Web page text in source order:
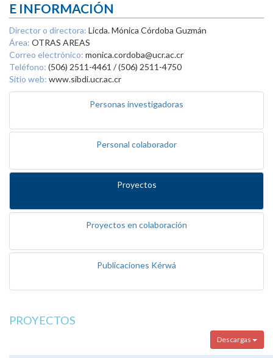
E INFORMACIÓN
Director o directora: Licda. Mónica Córdoba Guzmán
Área: OTRAS AREAS
Correo electrónico: monica.cordoba@ucr.ac.cr
Teléfono: (506) 2511-4461 / (506) 2511-4750
Sitio web: www.sibdi.ucr.ac.cr
Personas investigadoras
Personal colaborador
Proyectos
Proyectos en colaboración
Publicaciones Kérwá
PROYECTOS
Descargas